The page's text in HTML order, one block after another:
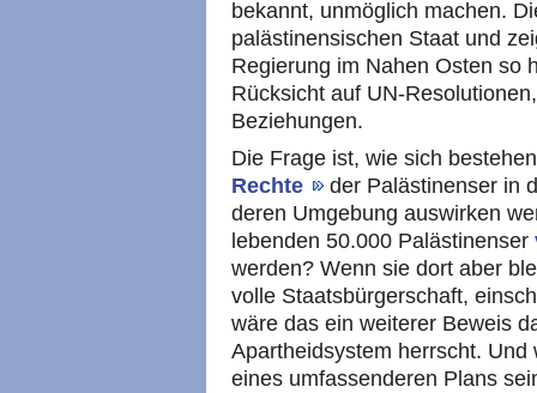
bekannt, unmöglich machen.
palästinensischen Staat und
Regierung im Nahen Osten so
Rücksicht auf UN-
Beziehungen.
Die Frage ist, wie sich
Rechte
der Palästinenser in
deren Umgebung auswirken
lebenden 50.000 Palästinenser
werden? Wenn sie dort aber
volle Staatsbürgerschaft,
wäre das ein weiterer Beweis
Apartheidsystem herrscht. Und
eines umfassenderen Plans